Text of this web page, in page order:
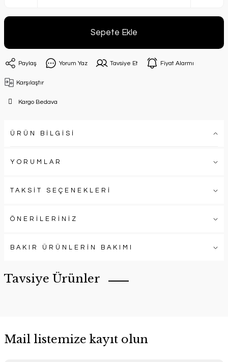
Sepete Ekle
Paylaş Yorum Yaz Tavsiye Et Fiyat Alarmı
Karşılaştır
Kargo Bedava
ÜRÜN BİLGİSİ
YORUMLAR
TAKSİT SEÇENEKLERİ
ÖNERİLERİNİZ
BAKIR ÜRÜNLERİN BAKIMI
Tavsiye Ürünler
Mail listemize kayıt olun